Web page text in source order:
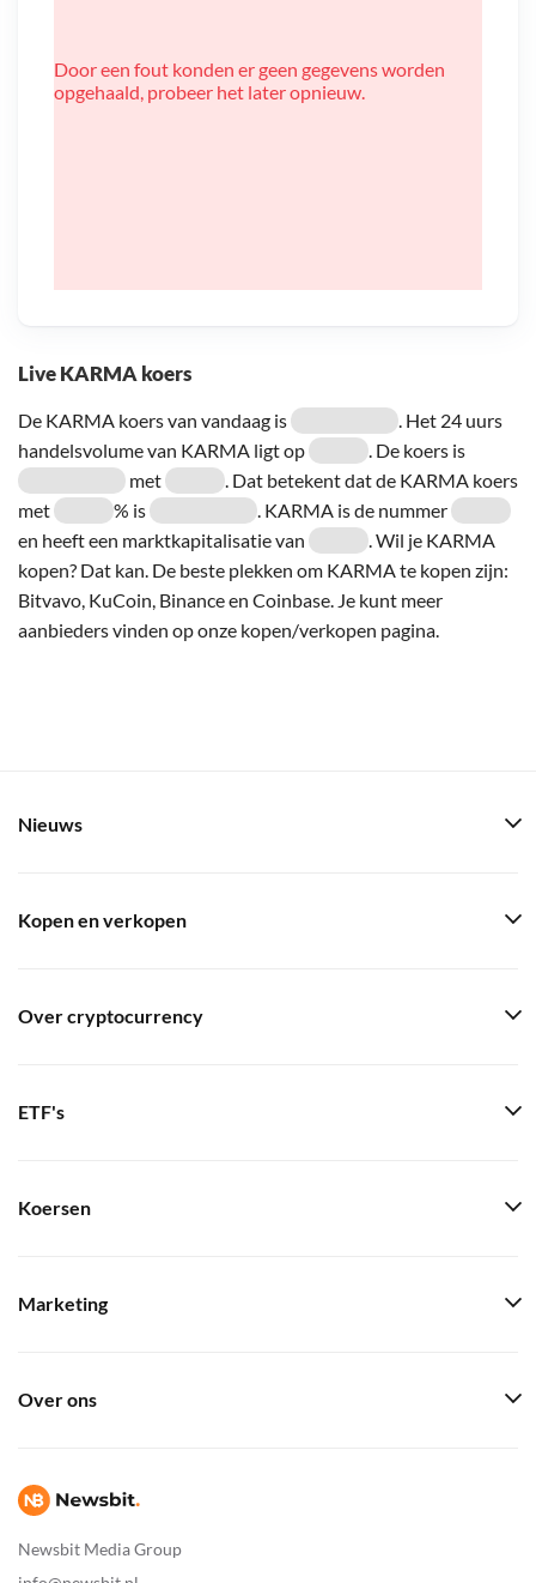
Live KARMA koers
De KARMA koers van vandaag is
. Het 24 uurs
handelsvolume van KARMA ligt op
. De koers is
met
. Dat betekent dat de KARMA koers
met
% is
. KARMA is de nummer
en heeft een marktkapitalisatie van
. Wil je KARMA
kopen? Dat kan. De beste plekken om KARMA te kopen zijn:
Bitvavo, KuCoin, Binance en Coinbase. Je kunt meer
aanbieders vinden op onze kopen/verkopen pagina.
Door een fout konden er geen gegevens worden
opgehaald, probeer het later opnieuw.
Newsbit Media Group
Nieuws
Kopen en verkopen
Over cryptocurrency
ETF's
Koersen
Marketing
Over ons